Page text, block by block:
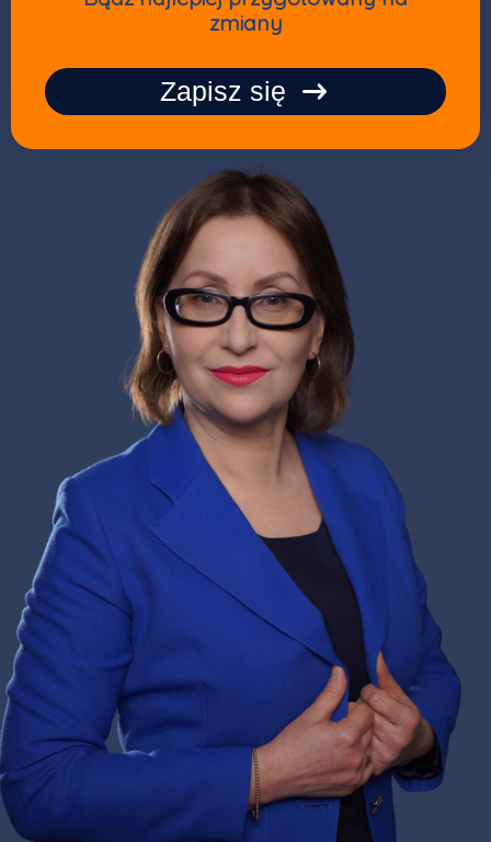
zmiany
Zapisz się